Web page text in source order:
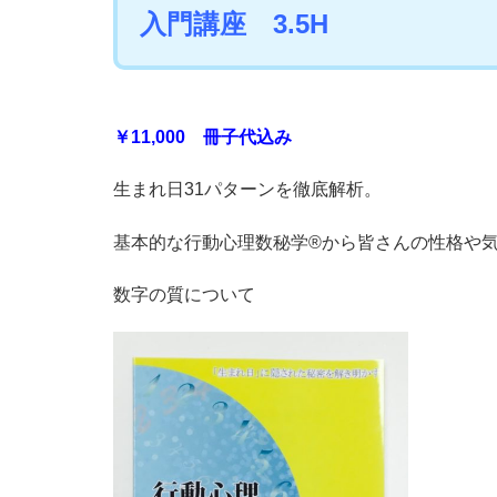
入門講座 3.5H
￥11,000 冊子代込み
生まれ日31パターンを徹底解析。
基本的な行動心理数秘学®から皆さんの性格や気
数字の質について